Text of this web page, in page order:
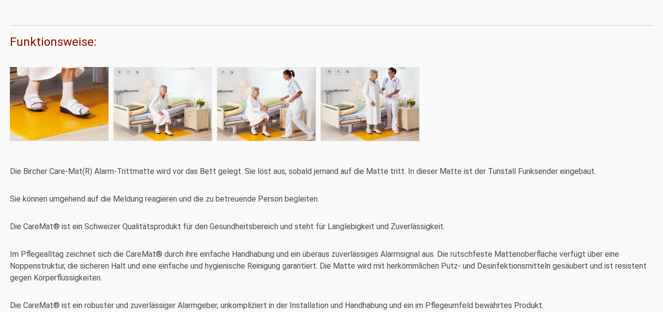
Funktionsweise:
Die Bircher Care-Mat(R) Alarm-Trittmatte wird vor das Bett gelegt. Sie löst aus, sobald jemand auf die Matte tritt. In dieser Matte ist der Tunstall Funksender eingebaut.
Sie können umgehend auf die Meldung reagieren und die zu betreuende Person begleiten.
Die CareMat® ist ein Schweizer Qualitätsprodukt für den Gesundheitsbereich und steht für Langlebigkeit und Zuverlässigkeit.
Im Pflegealltag zeichnet sich die CareMat® durch ihre einfache Handhabung und ein überaus zuverlässiges Alarmsignal aus. Die rutschfeste Mattenoberfläche verfügt über eine
Noppenstruktur, die sicheren Halt und eine einfache und hygienische Reinigung garantiert. Die Matte wird mit herkömmlichen Putz- und Desinfektionsmitteln gesäubert und ist resistent
gegen Körperflüssigkeiten.
Die CareMat® ist ein robuster und zuverlässiger Alarmgeber, unkompliziert in der Installation und Handhabung und ein im Pflegeumfeld bewährtes Produkt.